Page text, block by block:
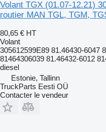
Volant TGX (01.07-12.21)
routier MAN TGL, TGM,
80,65 € HT
Volant
305612599E89 81.46430-6047
81464306039 81.46432-6012
diesel
Estonie, Tallinn
TruckParts Eesti OÜ
Contacter le vendeur